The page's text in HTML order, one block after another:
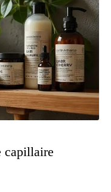
capillaire